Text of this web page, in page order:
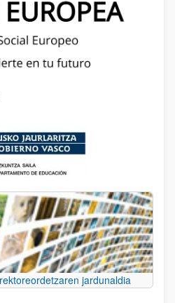
jardunaldia